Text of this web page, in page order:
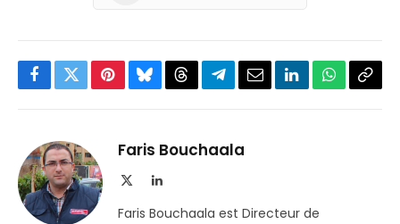
Facebook
TwitterPinterestBlueskyThreadsPartager
Telegram
EmailLinkedInWhatsApp
Faris Bouchaala
LinkedIn
Faris Bouchaala est Directeur de